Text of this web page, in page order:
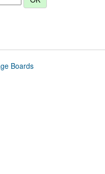
Boards